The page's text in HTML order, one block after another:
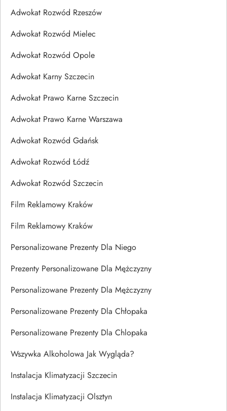
Adwokat Rozwód Rzeszów
Adwokat Rozwód Mielec
Adwokat Rozwód Opole
Adwokat Karny Szczecin
Adwokat Prawo Karne Szczecin
Adwokat Prawo Karne Warszawa
Adwokat Rozwód Gdańsk
Adwokat Rozwód Łódź
Adwokat Rozwód Szczecin
Film Reklamowy Kraków
Film Reklamowy Kraków
Personalizowane Prezenty Dla Niego
Prezenty Personalizowane Dla Mężczyzny
Personalizowane Prezenty Dla Mężczyzny
Personalizowane Prezenty Dla Chłopaka
Personalizowane Prezenty Dla Chlopaka
Wszywka Alkoholowa Jak Wygląda?
Instalacja Klimatyzacji Szczecin
Instalacja Klimatyzacji Olsztyn